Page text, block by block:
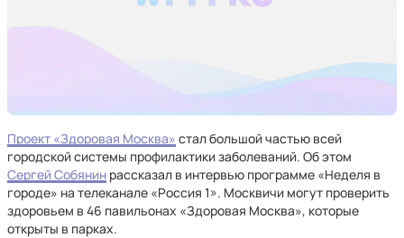
Проект «Здоровая Москва» стал большой частью всей
городской системы профилактики заболеваний. Об этом
Сергей Собянин рассказал в интервью программе «Неделя в
городе» на телеканале «Россия 1». Москвичи могут проверить
здоровьем в 46 павильонах «Здоровая Москва», которые
открыты в парках.